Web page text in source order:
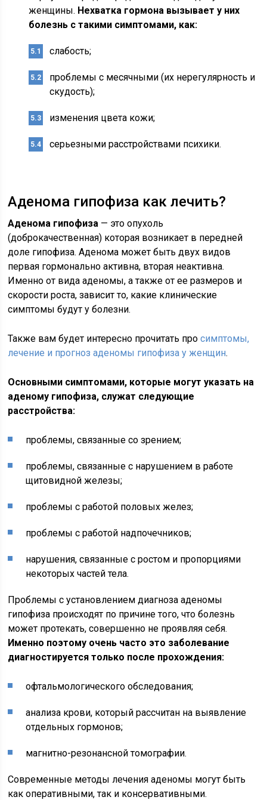
женщины. Нехватка гормона вызывает у них
болезнь с такими симптомами, как:
слабость;
проблемы с месячными (их нерегулярность и
скудость);
изменения цвета кожи;
серьезными расстройствами психики.
Аденома гипофиза как лечить?
Аденома гипофиза — это опухоль
(доброкачественная) которая возникает в передней
доле гипофиза. Аденома может быть двух видов
первая гормонально активна, вторая неактивна.
Именно от вида аденомы, а также от ее размеров и
скорости роста, зависит то, какие клинические
симптомы будут у болезни.
Также вам будет интересно прочитать просимптомы,
лечение и прогноз аденомы гипофиза у женщин.
Основными симптомами, которые могут указать на
аденому гипофиза, служат следующие
расстройства:
проблемы, связанные со зрением;
проблемы, связанные с нарушением в работе
щитовидной железы;
проблемы с работой половых желез;
проблемы с работой надпочечников;
нарушения, связанные с ростом и пропорциями
некоторых частей тела.
Проблемы с установлением диагноза аденомы
гипофиза происходят по причине того, что болезнь
может протекать, совершенно не проявляя себя.
Именно поэтому очень часто это заболевание
диагностируется только после прохождения:
офтальмологического обследования;
анализа крови, который рассчитан на выявление
отдельных гормонов;
магнитно-резонансной томографии.
Современные методы лечения аденомы могут быть
как оперативными, так и консервативными.